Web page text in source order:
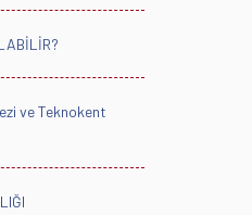
ve Teknokent